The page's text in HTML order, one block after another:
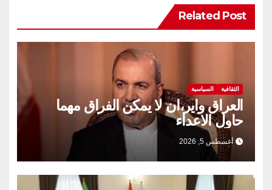
Related Post
الثقافية السياسية
العراق واير،ان لا يمكن الفراق مهما
حاول الاعداء
أغسطس 5, 2026